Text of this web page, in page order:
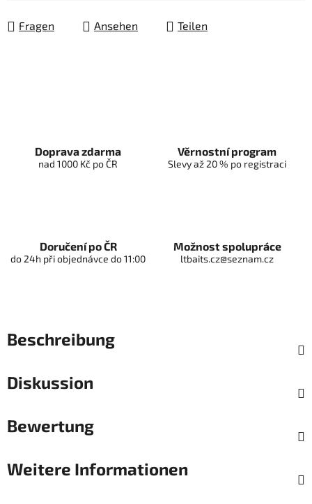
Fragen Ansehen Teilen
Doprava zdarma
nad 1000 Kč po ČR
Věrnostní program
Slevy až 20 % po registraci
Doručení po ČR
do 24h při objednávce do 11:00
Možnost spolupráce
ltbaits.cz@seznam.cz
Beschreibung
Diskussion
Bewertung
Weitere Informationen